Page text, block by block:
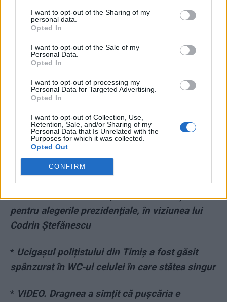
I want to opt-out of the Sharing of my
personal data.
Opted In
I want to opt-out of the Sale of my
Personal Data.
Opted In
I want to opt-out of processing my
Personal Data for Targeted Advertising.
Opted In
I want to opt-out of Collection, Use,
Retention, Sale, and/or Sharing of my
Personal Data that Is Unrelated with the
Purposes for which it was collected.
Opted Out
CONFIRM
SS-Gestapo îl hăituiește pe șeful DNA
Constanța. Adina Florea nu-i poate ierta
dosarele făcute protejaților ei, Radu Mazăre și
Nicușor Constantinescu
Cifrele dezastrului: deficitul comercial al
României a crescut cu 34,7% față de 2018.
„Gaură” de 5 miliarde de euro în 4 luni
Urmarea jafului PSD: trenurile se defectează
tot mai des. Ore de calvar pentru călători, fără
toaletă, apă sau aer condiționat
*Lista horror a celor 5 posibili candidați PSD
pentru alegerile prezidențiale, în viziunea lui
Codrin Ștefănescu
* Ucigașul polițistului din Timiș a fost găsit
spânzurat în WC-ul celulei în care stătea singur
* VIDEO. Dragnea a simțit că pușcăria e